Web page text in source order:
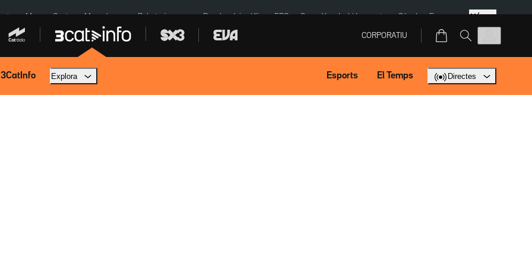
Menors Ceuta Mercabarna Robatoris coure Bombardejos Kíiv ERC SpaceX Isaki Lacuesta Sánchez Europa Més
CORPORATIU
3CatInfo Explora Esports El Temps Directes